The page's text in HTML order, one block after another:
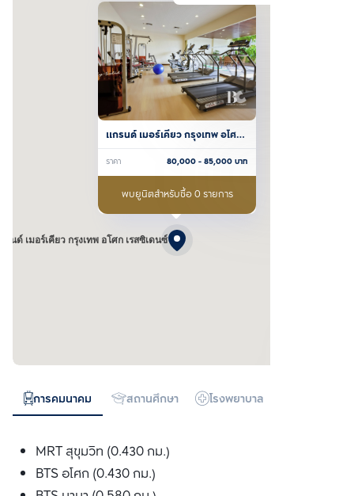
รนด์ เมอร์เคียว กรุงเทพ อโศก เรสซิเดนซ์
แกรนด์ เมอร์เคียว กรุงเทพ อโศก
เรสซิเดนซ์
ราคา 80,000- 85,000บาท
พบยูนิตสำหรับซื้อ 0 รายการ
การคมนาคม สถานศึกษา โรงพยาบาล
MRT สุขุมวิท (0.430 กม.)
BTS อโศก (0.430 กม.)